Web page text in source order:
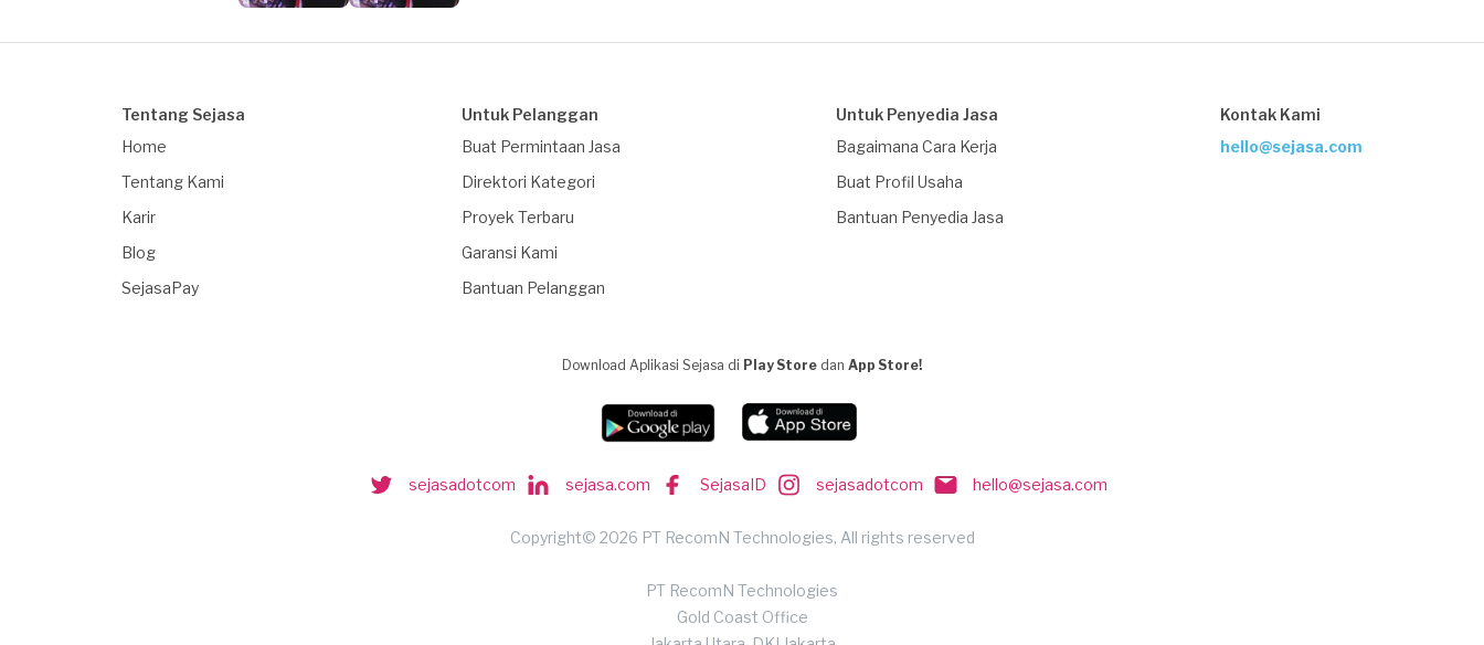
Tentang Sejasa
Home
Tentang Kami
Karir
Blog
SejasaPay
Untuk Pelanggan
Buat Permintaan Jasa
Direktori Kategori
Proyek Terbaru
Garansi Kami
Bantuan Pelanggan
Untuk Penyedia Jasa
Bagaimana Cara Kerja
Buat Profil Usaha
Bantuan Penyedia Jasa
Kontak Kami
hello@sejasa.com
Download Aplikasi Sejasa di Play Store dan App Store!
sejasadotcom sejasa.com SejasaID sejasadotcom hello@sejasa.com
Copyright© 2026 PT RecomN Technologies, All rights reserved
PT RecomN Technologies
Gold Coast Office